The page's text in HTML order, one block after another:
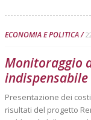
ECONOMIA E POLITICA
Monitoraggio
indispensabile
Presentazione dei
risultati del progetto